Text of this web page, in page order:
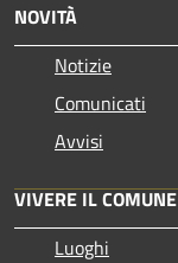
NOVITÀ
Notizie
Comunicati
Avvisi
VIVERE IL COMUNE
Luoghi